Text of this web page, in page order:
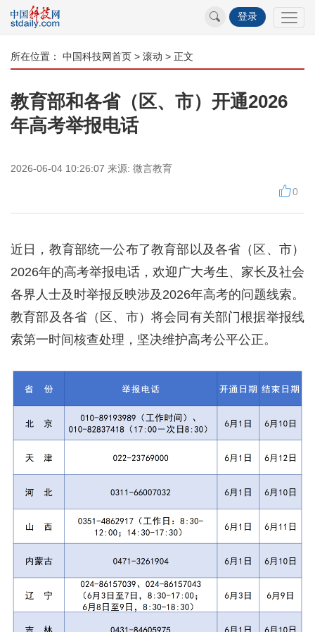
登录
所在位置： 中国科技网首页 > 滚动 > 正文
教育部和各省（区、市）开通2026
年高考举报电话
2026-06-04 10:26:07 来源: 微言教育
0
近日，教育部统一公布了教育部以及各省（区、市）
2026年的高考举报电话，欢迎广大考生、家长及社会
各界人士及时举报反映涉及2026年高考的问题线索。
教育部及各省（区、市）将会同有关部门根据举报线
索第一时间核查处理，坚决维护高考公平公正。